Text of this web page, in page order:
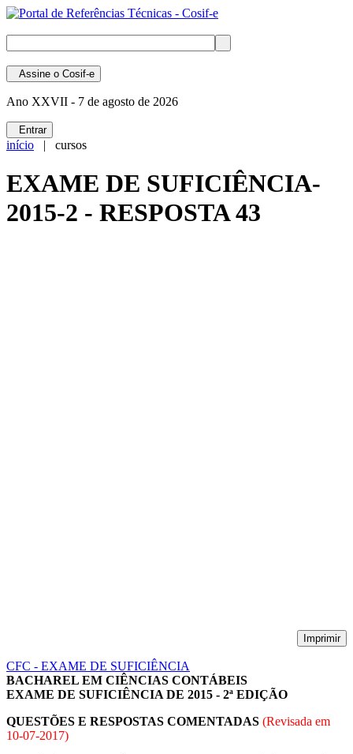
Assine o Cosif-e
Ano XXVII - 7 de agosto de 2026
Entrar
início | cursos
EXAME DE SUFICIÊNCIA-
2015-2 - RESPOSTA 43
Imprimir
CFC - EXAME DE SUFICIÊNCIA
BACHAREL EM CIÊNCIAS CONTÁBEIS
EXAME DE SUFICIÊNCIA DE 2015 - 2ª EDIÇÃO
QUESTÕES E RESPOSTAS COMENTADAS (Revisada em
10-07-2017)